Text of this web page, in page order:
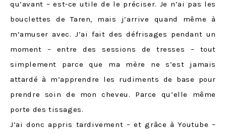
qu’avant – est-ce utile de le préciser. Je n’ai pas les
bouclettes de Taren, mais j’arrive quand même à
m’amuser avec. J’ai fait des défrisages pendant un
moment – entre des sessions de tresses – tout
simplement parce que ma mère ne s’est jamais
attardé à m’apprendre les rudiments de base pour
prendre soin de mon cheveu. Parce qu’elle même
porte des tissages.
J’ai donc appris tardivement – et grâce à Youtube –